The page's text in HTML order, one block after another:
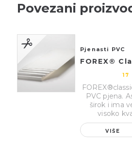
Povezani
Pjenasti PVC
FOREX®
17
PVC pjena.
širok i ima
visoko
VIŠE